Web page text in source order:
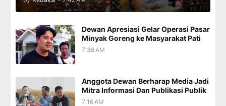
Dewan Apresiasi Gelar Operasi Pasar
Minyak Goreng ke Masyarakat Pati
7:38 AM
Anggota Dewan Berharap Media Jadi
Mitra Informasi Dan Publikasi Publik
7:16 AM